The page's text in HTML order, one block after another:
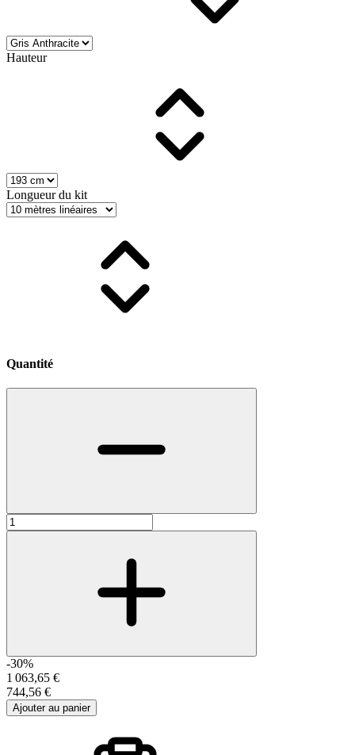
Hauteur
Longueur du kit
Quantité
-30%
1 063,65 €
744,56 €
Ajouter au panier